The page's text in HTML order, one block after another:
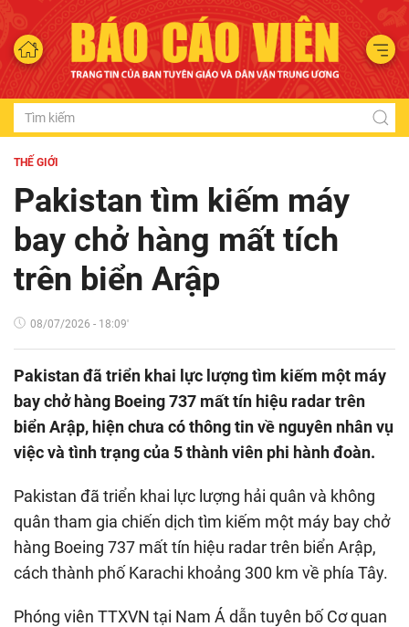
THẾ GIỚI
Pakistan tìm kiếm máy
bay chở hàng mất tích
trên biển Arập
08/07/2026 - 18:09'
Pakistan đã triển khai lực lượng tìm kiếm một máy
bay chở hàng Boeing 737 mất tín hiệu radar trên
biển Arập, hiện chưa có thông tin về nguyên nhân vụ
việc và tình trạng của 5 thành viên phi hành đoàn.
Pakistan đã triển khai lực lượng hải quân và không
quân tham gia chiến dịch tìm kiếm một máy bay chở
hàng Boeing 737 mất tín hiệu radar trên biển Arập,
cách thành phố Karachi khoảng 300 km về phía Tây.
Phóng viên TTXVN tại Nam Á dẫn tuyên bố Cơ quan